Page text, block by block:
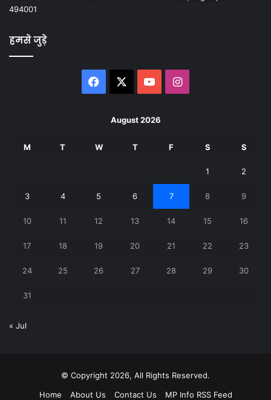
494001
हमसे जुड़े
Facebook YouTubeInstagram
August 2026
M T W T F S S
1 2
3 4 5 6 7 8 9
10 11 12 13 14 15 16
17 18 19 20 21 22 23
24 25 26 27 28 29 30
31
« Jul
© Copyright 2026, All Rights Reserved.
Home
About Us Contact Us MP Info RSS Feed